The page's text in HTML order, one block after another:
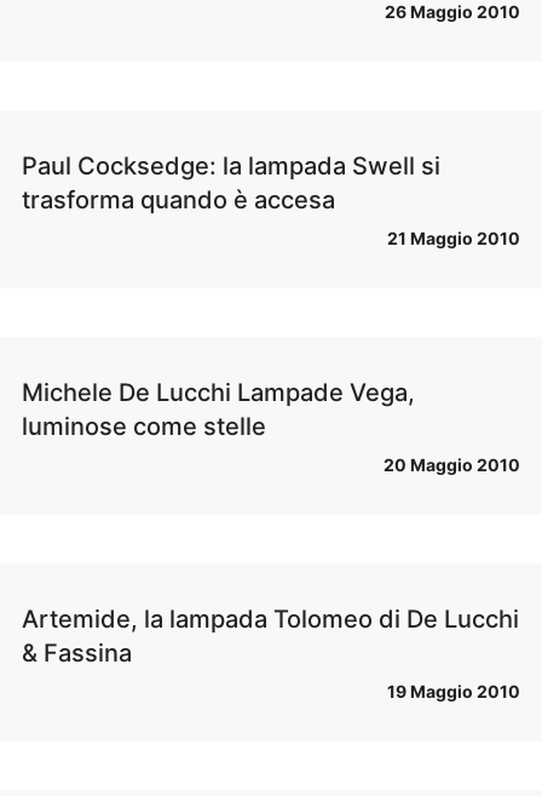
26 Maggio 2010
Paul Cocksedge: la lampada Swell si
trasforma quando è accesa
21 Maggio 2010
Michele De Lucchi Lampade Vega,
luminose come stelle
20 Maggio 2010
Artemide, la lampada Tolomeo di De Lucchi
& Fassina
19 Maggio 2010